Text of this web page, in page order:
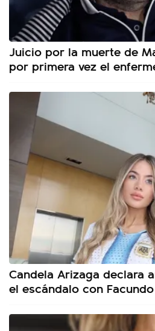
Juicio por la muerte de
por primera vez el
Candela Arizaga declara
el escándalo con